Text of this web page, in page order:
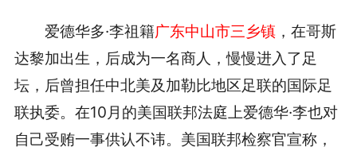
爱德华多·李祖籍广东中山市三乡镇 ，在哥斯
达黎加出生，后成为一名商人，慢慢进入了足
坛，后曾担任中北美及加勒比地区足联的国际足
联执委。在10月的美国联邦法庭上爱德华·李也对
自己受贿一事供认不讳。美国联邦检察官宣称，